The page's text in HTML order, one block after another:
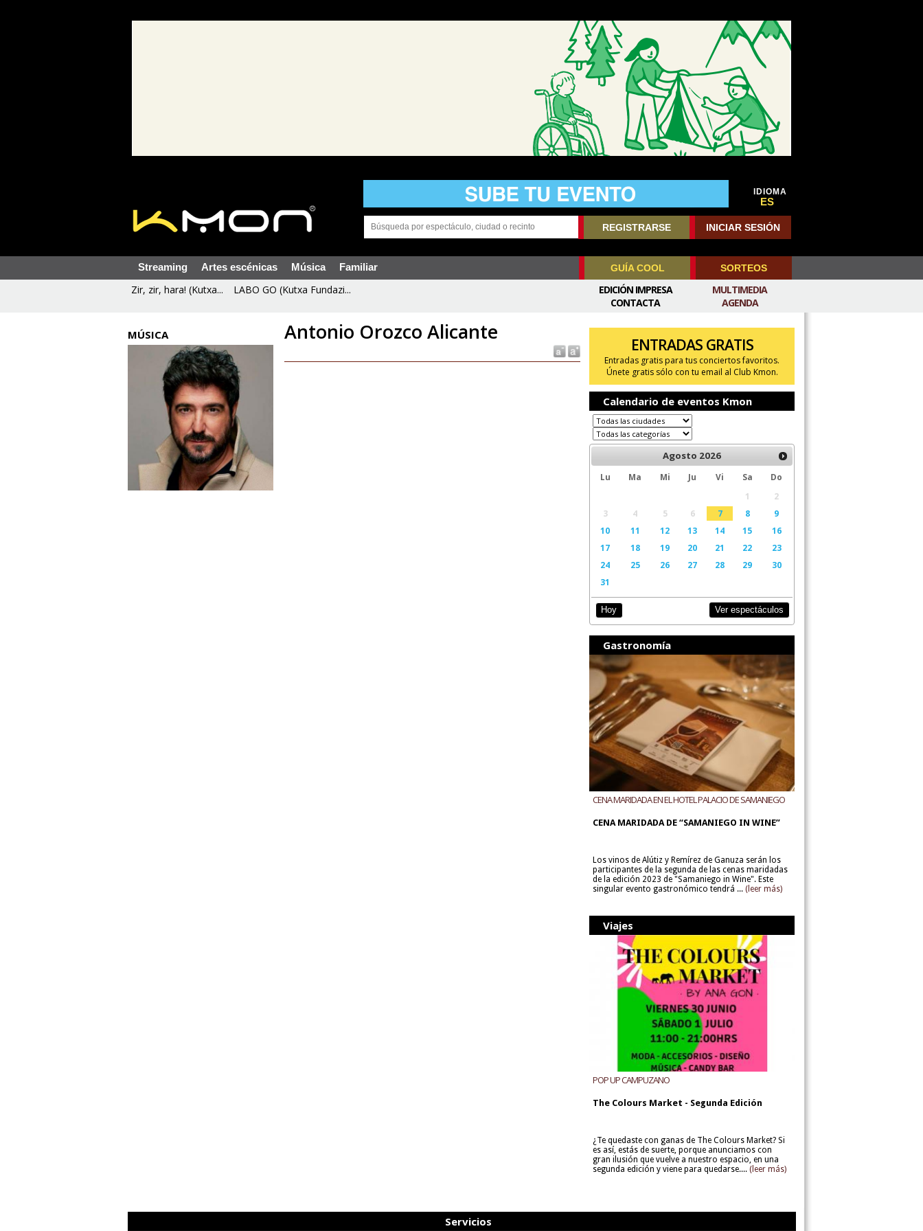
IDIOMA
ES
REGISTRARSE INICIAR SESIÓN
Streaming Artes escénicas Música Familiar GUÍA COOL SORTEOS
Zir, zir, hara! (Kutxa... LABO GO (Kutxa Fundazi...
MULTIMEDIA
AGENDA
EDICIÓN IMPRESA
CONTACTA
MÚSICA Antonio Orozco Alicante
ENTRADAS GRATIS
Entradas gratis para tus conciertos favoritos.
Únete gratis sólo con tu email al Club Kmon.
Calendario de eventos Kmon
Agosto 2026
Lu Ma Mi Ju Vi Sa
Do
1
2
3
4 5 6 7 8
9
10
11 12 13 14 15
16
17
18 19 20 21 22
23
24
25 26 27 28 29
30
31
Hoy Ver espectáculos
Gastronomía
CENA MARIDADA EN EL HOTEL PALACIO DE SAMANIEGO
CENA MARIDADA DE “SAMANIEGO IN WINE”
Los vinos de Alútiz y Remírez de Ganuza serán los
participantes de la segunda de las cenas maridadas
de la edición 2023 de "Samaniego in Wine". Este
singular evento gastronómico tendrá ... (leer más)
Viajes
POP UP CAMPUZANO
The Colours Market - Segunda Edición
¿Te quedaste con ganas de The Colours Market? Si
es así, estás de suerte, porque anunciamos con
gran ilusión que vuelve a nuestro espacio, en una
segunda edición y viene para quedarse.... (leer más)
Servicios